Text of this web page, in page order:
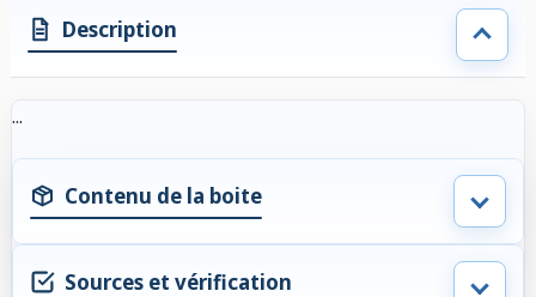
Description
...
Contenu de la boite
Sources et vérification